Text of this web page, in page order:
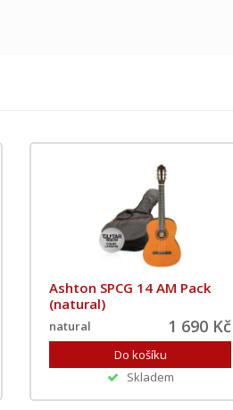
Ashton SPCG 14 AM Pack
(natural)
natural 1 690 Kč
Skladem